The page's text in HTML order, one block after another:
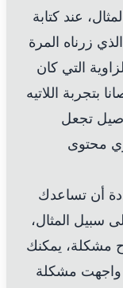
عند كتابة
زرناه المرة
التي كان
بتجربة اللاتيه
تجعل
محتوى
أن تساعدك
سبيل المثال،
مشكلة، يمكنك
واجهت مشكلة